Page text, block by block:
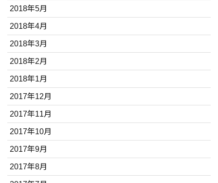
2018年5月
2018年4月
2018年3月
2018年2月
2018年1月
2017年12月
2017年11月
2017年10月
2017年9月
2017年8月